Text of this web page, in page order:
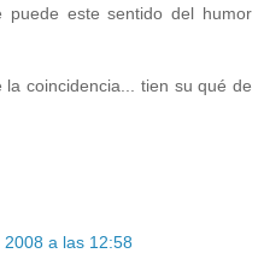
este sentido del humor
coincidencia... tien su qué de
a las 12:58